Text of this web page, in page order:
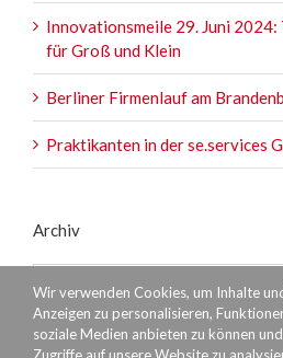
Innovationsmeile 29. Juni 2024:
für Groß und Klein
Berliner Firmenlauf am
Praktikanten in der se.services
Archiv
Wir verwenden Cookies, um Inhalte
Anzeigen zu personalisieren,
soziale Medien anbieten zu können